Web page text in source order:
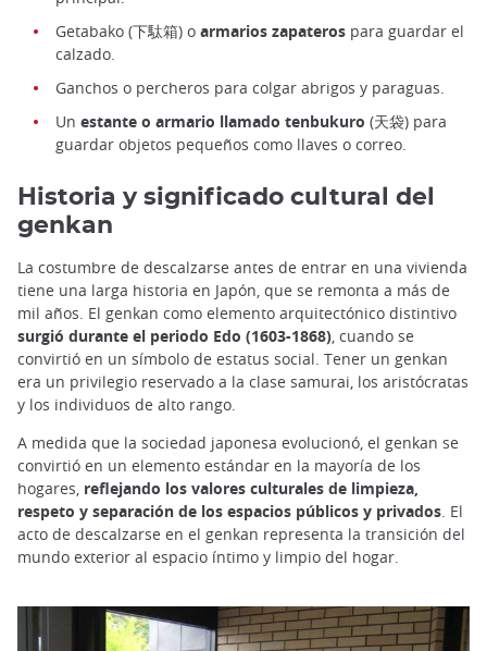
Getabako (下駄箱) o armarios zapateros para guardar el
calzado.
Ganchos o percheros para colgar abrigos y paraguas.
Un estante o armario llamado tenbukuro (天袋) para
guardar objetos pequeños como llaves o correo.
Historia y significado cultural del
genkan
La costumbre de descalzarse antes de entrar en una vivienda
tiene una larga historia en Japón, que se remonta a más de
mil años. El genkan como elemento arquitectónico distintivo
surgió durante el periodo Edo (1603-1868) , cuando se
convirtió en un símbolo de estatus social. Tener un genkan
era un privilegio reservado a la clase samurai, los aristócratas
y los individuos de alto rango.
A medida que la sociedad japonesa evolucionó, el genkan se
convirtió en un elemento estándar en la mayoría de los
hogares, reflejando los valores culturales de limpieza,
respeto y separación de los espacios públicos y privados . El
acto de descalzarse en el genkan representa la transición del
mundo exterior al espacio íntimo y limpio del hogar.